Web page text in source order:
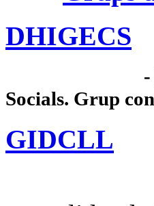
DHIGECS
Socials. Grup
GIDCLL